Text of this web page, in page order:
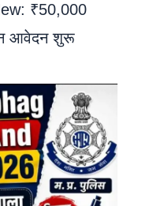
₹50,000
आवेदन शुरू